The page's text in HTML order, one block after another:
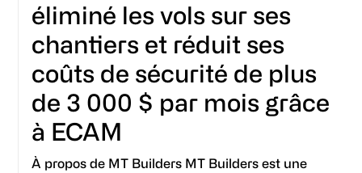
éliminé les vols sur ses
chantiers et réduit ses
coûts de sécurité de plus
de 3 000 $ par mois grâce
à ECAM
À propos de MT Builders MT Builders est une